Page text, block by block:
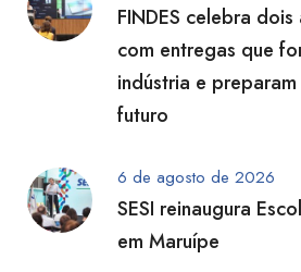
FINDES celebra
com entregas que
indústria e
futuro
6 de agosto de 2026
SESI reinaugura
em Maruípe